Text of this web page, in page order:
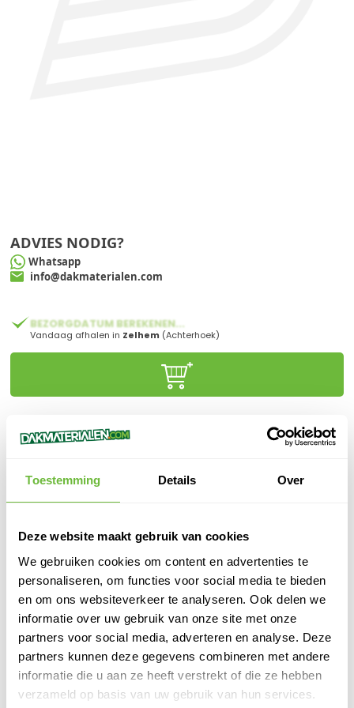
Toestemming Details Over
Deze website maakt gebruik van cookies
We gebruiken cookies om content en advertenties te
personaliseren, om functies voor social media te bieden
en om ons websiteverkeer te analyseren. Ook delen we
informatie over uw gebruik van onze site met onze
partners voor social media, adverteren en analyse. Deze
partners kunnen deze gegevens combineren met andere
informatie die u aan ze heeft verstrekt of die ze hebben
verzameld op basis van uw gebruik van hun services.
ADVIES NODIG?
Whatsapp
info@dakmaterialen.com
BEZORGDATUM BEREKENEN...
Vandaag afhalen in Zelhem (Achterhoek)
Klanten beoordelen ons met een
9,6/10.0
Binnen1 werkdag
verzonden
SPECIFICATIES
SKU
888102
PRODUCTOMSCHRIJVING
Susta-Fix Spiral - 250 - SK-RB 28/60X110